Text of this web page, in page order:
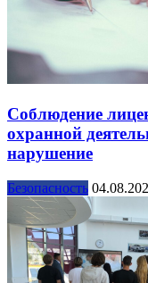
Соблюдение
охранной
нарушение
Безопасность